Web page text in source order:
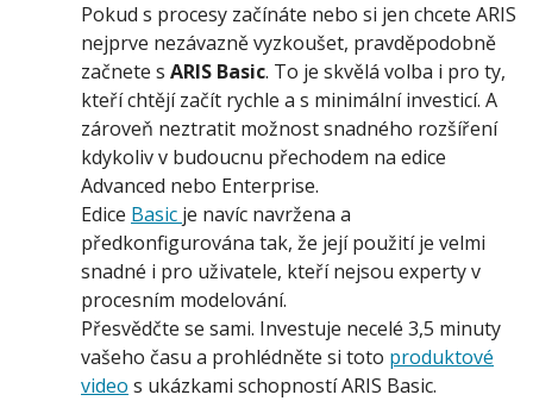
Pokud s procesy začínáte nebo si jen chcete ARIS
nejprve nezávazně vyzkoušet, pravděpodobně
začnete s ARIS Basic. To je skvělá volba i pro ty,
kteří chtějí začít rychle a s minimální investicí. A
zároveň neztratit možnost snadného rozšíření
kdykoliv v budoucnu přechodem na edice
Advanced nebo Enterprise.
Edice Basic je navíc navržena a
předkonfigurována tak, že její použití je velmi
snadné i pro uživatele, kteří nejsou experty v
procesním modelování.
Přesvědčte se sami. Investuje necelé 3,5 minuty
vašeho času a prohlédněte si toto produktové
video s ukázkami schopností ARIS Basic.